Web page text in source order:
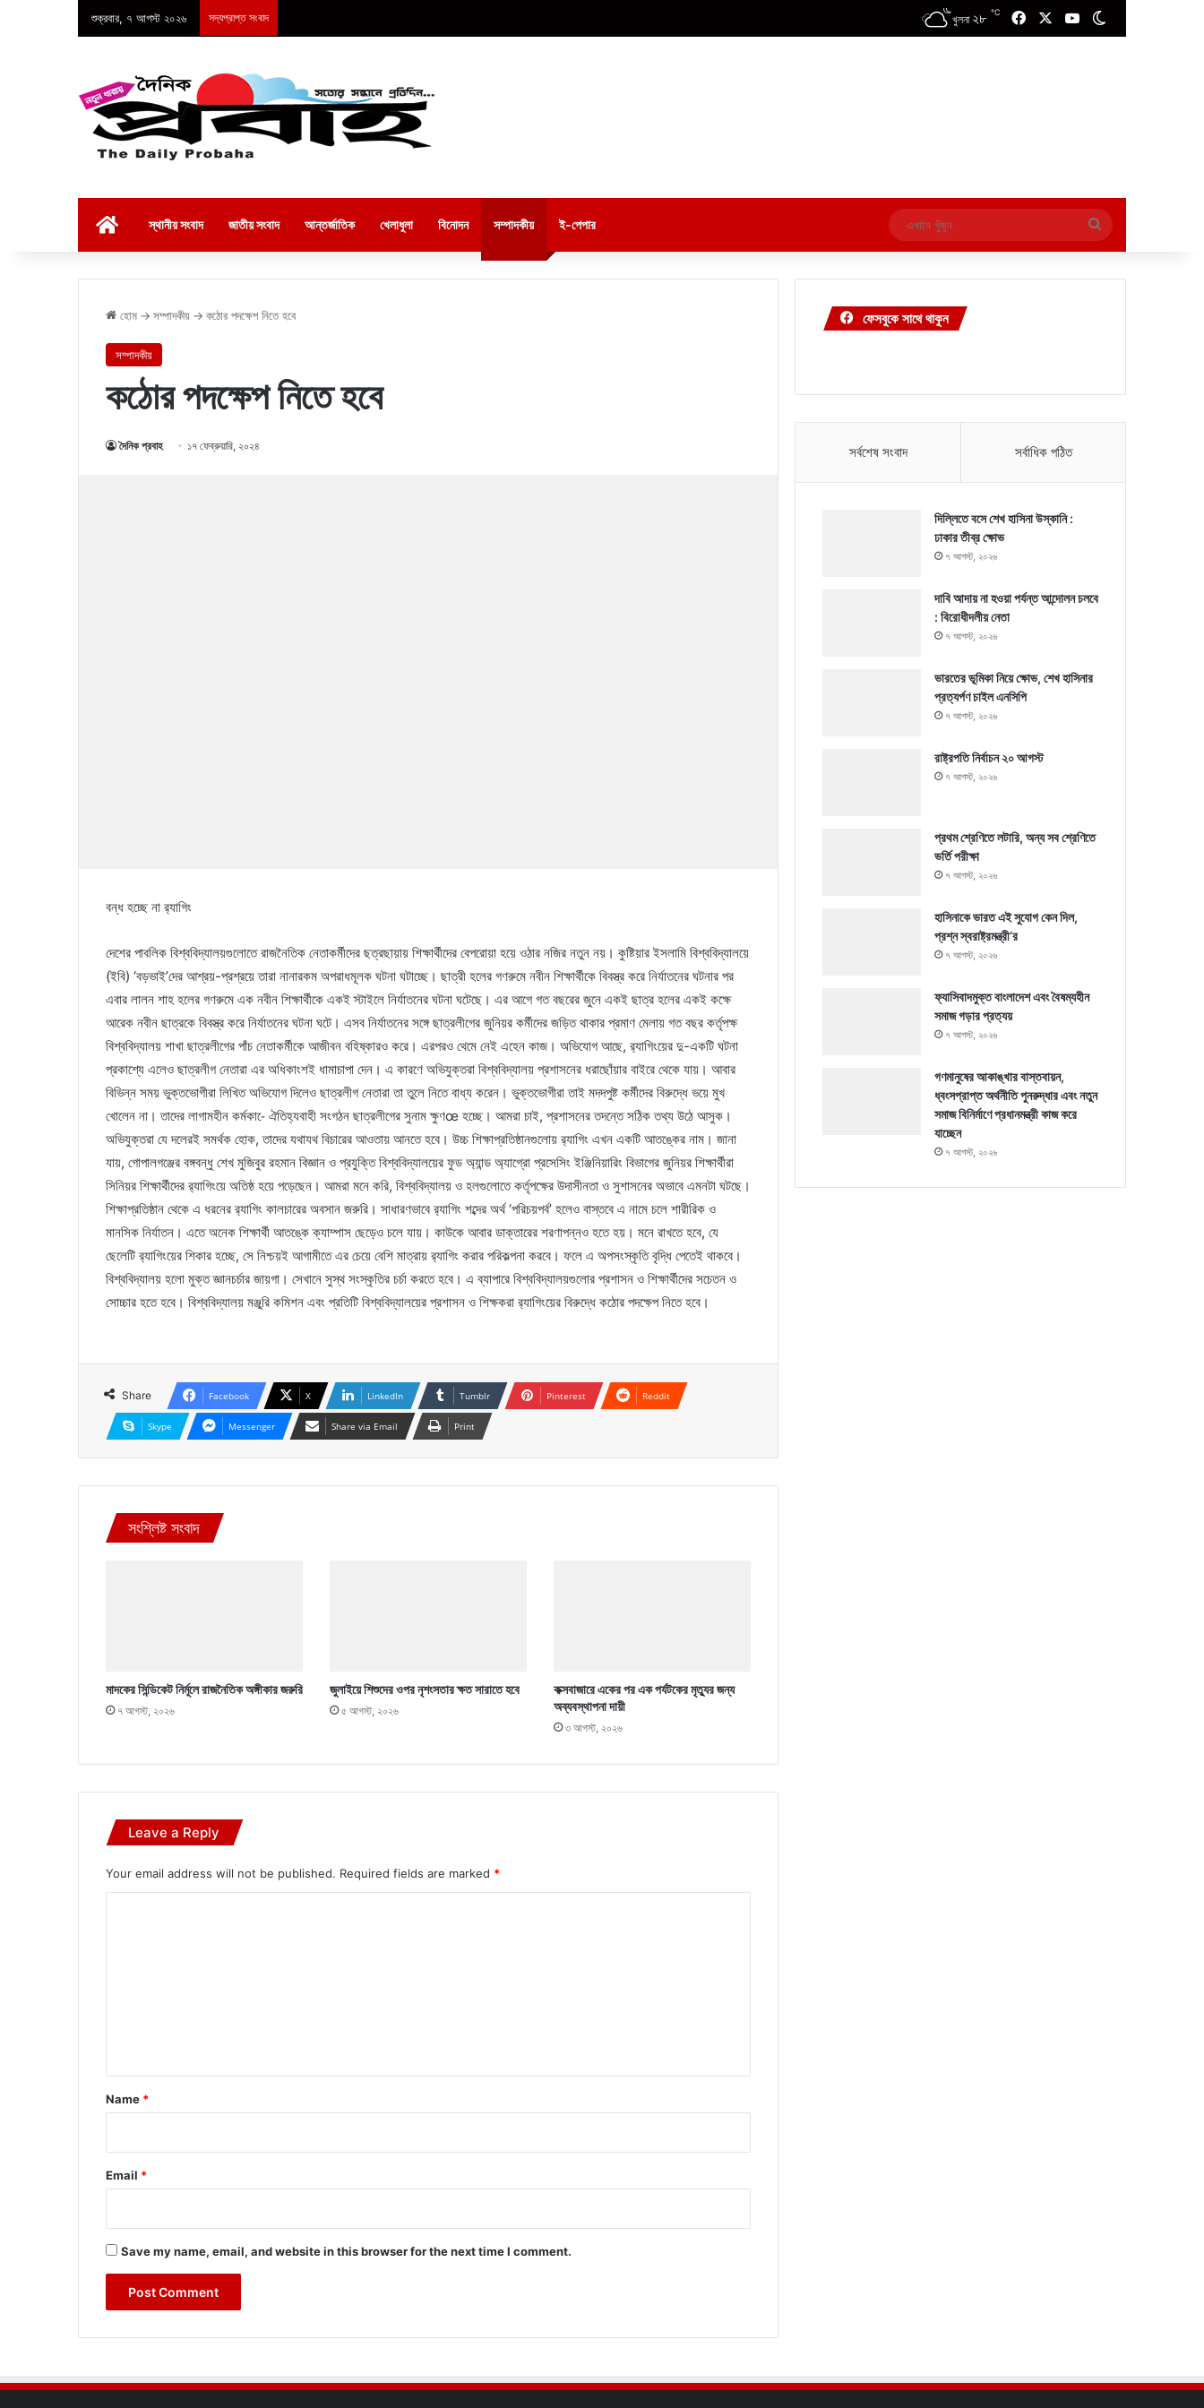
শুক্রবার, ৭ আগস্ট ২০২৬ সদ্যপ্রাপ্ত সংবাদ খুলনা ২৮ ℃ FacebookYouTube
স্থানীয় সংবাদ জাতীয় সংবাদ আন্তর্জাতিক খেলাধুলা বিনোদন সম্পাদকীয় ই-পেপার
এখানে
খুঁজুন
হোম → সম্পাদকীয় → কঠোর পদক্ষেপ নিতে হবে
সম্পাদকীয়
কঠোর পদক্ষেপ নিতে হবে
দৈনিক প্রবাহ ১৭ ফেব্রুয়ারি, ২০২৪
বন্ধ হচ্ছে না র‌্যাগিং
দেশের পাবলিক বিশ্ববিদ্যালয়গুলোতে রাজনৈতিক নেতাকর্মীদের ছত্রছায়ায় শিক্ষার্থীদের বেপরোয়া হয়ে ওঠার নজির নতুন নয়। কুষ্টিয়ার ইসলামি বিশ্ববিদ্যালয়ে
(ইবি) ‘বড়ভাই’দের আশ্রয়-প্রশ্রয়ে তারা নানারকম অপরাধমূলক ঘটনা ঘটাচ্ছে। ছাত্রী হলের গণরুমে নবীন শিক্ষার্থীকে বিবস্ত্র করে নির্যাতনের ঘটনার পর
এবার লালন শাহ হলের গণরুমে এক নবীন শিক্ষার্থীকে একই স্টাইলে নির্যাতনের ঘটনা ঘটেছে। এর আগে গত বছরের জুনে একই ছাত্র হলের একই কক্ষে
আরেক নবীন ছাত্রকে বিবস্ত্র করে নির্যাতনের ঘটনা ঘটে। এসব নির্যাতনের সঙ্গে ছাত্রলীগের জুনিয়র কর্মীদের জড়িত থাকার প্রমাণ মেলায় গত বছর কর্তৃপক্ষ
বিশ্ববিদ্যালয় শাখা ছাত্রলীগের পাঁচ নেতাকর্মীকে আজীবন বহিষ্কারও করে। এরপরও থেমে নেই এহেন কাজ। অভিযোগ আছে, র‌্যাগিংয়ের দু-একটি ঘটনা
প্রকাশ্যে এলেও ছাত্রলীগ নেতারা এর অধিকাংশই ধামাচাপা দেন। এ কারণে অভিযুক্তরা বিশ্ববিদ্যালয় প্রশাসনের ধরাছোঁয়ার বাইরে থেকে যায়। আবার
বিভিন্ন সময় ভুক্তভোগীরা লিখিত অভিযোগ দিলেও ছাত্রলীগ নেতারা তা তুলে নিতে বাধ্য করেন। ভুক্তভোগীরা তাই মদদপুষ্ট কর্মীদের বিরুদ্ধে ভয়ে মুখ
খোলেন না। তাদের লাগামহীন কর্মকা-ে ঐতিহ্যবাহী সংগঠন ছাত্রলীগের সুনাম ক্ষুণœ হচ্ছে। আমরা চাই, প্রশাসনের তদন্তে সঠিক তথ্য উঠে আসুক।
অভিযুক্তরা যে দলেরই সমর্থক হোক, তাদের যথাযথ বিচারের আওতায় আনতে হবে। উচ্চ শিক্ষাপ্রতিষ্ঠানগুলোয় র‌্যাগিং এখন একটি আতঙ্কের নাম। জানা
যায়, গোপালগঞ্জের বঙ্গবন্ধু শেখ মুজিবুর রহমান বিজ্ঞান ও প্রযুক্তি বিশ্ববিদ্যালয়ের ফুড অ্যান্ড অ্যাগ্রো প্রসেসিং ইঞ্জিনিয়ারিং বিভাগের জুনিয়র শিক্ষার্থীরা
সিনিয়র শিক্ষার্থীদের র‌্যাগিংয়ে অতিষ্ঠ হয়ে পড়েছেন। আমরা মনে করি, বিশ্ববিদ্যালয় ও হলগুলোতে কর্তৃপক্ষের উদাসীনতা ও সুশাসনের অভাবে এমনটা ঘটছে।
শিক্ষাপ্রতিষ্ঠান থেকে এ ধরনের র‌্যাগিং কালচারের অবসান জরুরি। সাধারণভাবে র‌্যাগিং শব্দের অর্থ ‘পরিচয়পর্ব’ হলেও বাস্তবে এ নামে চলে শারীরিক ও
মানসিক নির্যাতন। এতে অনেক শিক্ষার্থী আতঙ্কে ক্যাম্পাস ছেড়েও চলে যায়। কাউকে আবার ডাক্তারের শরণাপন্নও হতে হয়। মনে রাখতে হবে, যে
ছেলেটি র‌্যাগিংয়ের শিকার হচ্ছে, সে নিশ্চয়ই আগামীতে এর চেয়ে বেশি মাত্রায় র‌্যাগিং করার পরিকল্পনা করবে। ফলে এ অপসংস্কৃতি বৃদ্ধি পেতেই থাকবে।
বিশ্ববিদ্যালয় হলো মুক্ত জ্ঞানচর্চার জায়গা। সেখানে সুস্থ সংস্কৃতির চর্চা করতে হবে। এ ব্যাপারে বিশ্ববিদ্যালয়গুলোর প্রশাসন ও শিক্ষার্থীদের সচেতন ও
সোচ্চার হতে হবে। বিশ্ববিদ্যালয় মঞ্জুরি কমিশন এবং প্রতিটি বিশ্ববিদ্যালয়ের প্রশাসন ও শিক্ষকরা র‌্যাগিংয়ের বিরুদ্ধে কঠোর পদক্ষেপ নিতে হবে।
Share Facebook X LinkedIn Tumblr Pinterest Reddit
Skype Messenger Share via Email Print
সংশ্লিষ্ট সংবাদ
মাদকের সিন্ডিকেট নির্মূলে রাজনৈতিক অঙ্গীকার জরুরি
৭ আগস্ট, ২০২৬
জুলাইয়ে শিশুদের ওপর নৃশংসতার ক্ষত সারাতে হবে
৫ আগস্ট, ২০২৬
কক্সবাজারে একের পর এক পর্যটকের মৃত্যুর জন্য
অব্যবস্থাপনা দায়ী
৩ আগস্ট, ২০২৬
Leave a Reply
Your email address will not be published. Required fields are marked *
*
Name *
Email *
Save my name, email, and website in this browser for the next time I comment.
ফেসবুকে সাথে থাকুন
সর্বশেষ সংবাদ সর্বাধিক পঠিত
দিল্লিতে বসে শেখ হাসিনা উস্কানি :
ঢাকার তীব্র ক্ষোভ
৭ আগস্ট, ২০২৬
দাবি আদায় না হওয়া পর্যন্ত আন্দোলন চলবে
: বিরোধীদলীয় নেতা
৭ আগস্ট, ২০২৬
ভারতের ভূমিকা নিয়ে ক্ষোভ, শেখ হাসিনার
প্রত্যর্পণ চাইল এনসিপি
৭ আগস্ট, ২০২৬
রাষ্ট্রপতি নির্বাচন ২০ আগস্ট
৭ আগস্ট, ২০২৬
প্রথম শ্রেণিতে লটারি, অন্য সব শ্রেণিতে
ভর্তি পরীক্ষা
৭ আগস্ট, ২০২৬
হাসিনাকে ভারত এই সুযোগ কেন দিল,
প্রশ্ন স্বরাষ্ট্রমন্ত্রী’র
৭ আগস্ট, ২০২৬
ফ্যাসিবাদমুক্ত বাংলাদেশ এবং বৈষম্যহীন
সমাজ গড়ার প্রত্যয়
৭ আগস্ট, ২০২৬
গণমানুষের আকাঙ্খার বাস্তবায়ন,
ধ্বংসপ্রাপ্ত অর্থনীতি পুনরুদ্ধার এবং নতুন
সমাজ বিনির্মাণে প্রধানমন্ত্রী কাজ করে
যাচ্ছেন
৭ আগস্ট, ২০২৬